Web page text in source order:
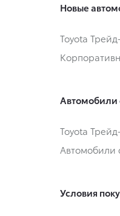
Новые
Toyota
Автомобили
Toyota
Автомобили
Условия